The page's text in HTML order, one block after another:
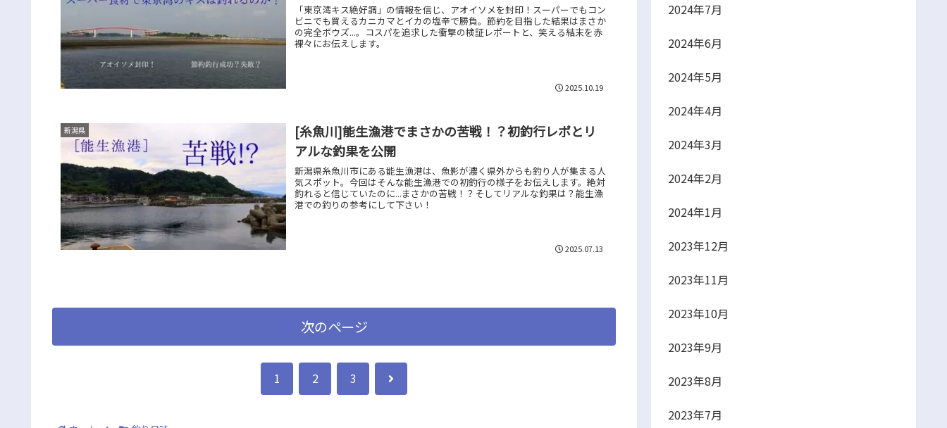
「東京湾キス絶好調」の情報を信じ、アオイソメを封印！スーパーでもコン
ビニでも買えるカニカマとイカの塩辛で勝負。節約を目指した結果はまさか
の完全ボウズ...。コスパを追求した衝撃の検証レポートと、笑える結末を赤
裸々にお伝えします。
2025.10.19
新潟県
[糸魚川]能生漁港でまさかの苦戦！？初釣行レポとリ
アルな釣果を公開
新潟県糸魚川市にある能生漁港は、魚影が濃く県外からも釣り人が集まる人
気スポット。今回はそんな能生漁港での初釣行の様子をお伝えします。絶対
釣れると信じていたのに...まさかの苦戦！？そしてリアルな釣果は？能生漁
港での釣りの参考にして下さい！
2025.07.13
次のページ
1 2 3
次
2024年7月
2024年6月
2024年5月
2024年4月
2024年3月
2024年2月
2024年1月
2023年12月
2023年11月
2023年10月
2023年9月
2023年8月
2023年7月